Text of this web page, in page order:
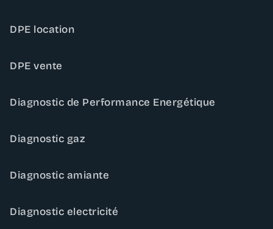
DPE location
DPE vente
Diagnostic de Performance Energétique
Diagnostic gaz
Diagnostic amiante
Diagnostic electricité